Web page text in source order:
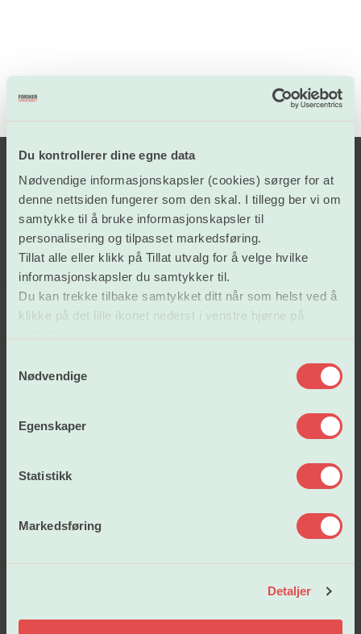
Du kontrollerer dine egne data
Nødvendige informasjonskapsler (cookies) sørger for at
denne nettsiden fungerer som den skal. I tillegg ber vi om
samtykke til å bruke informasjonskapsler til
personalisering og tilpasset markedsføring.
Tillat alle eller klikk på Tillat utvalg for å velge hvilke
informasjonskapsler du samtykker til.
Du kan trekke tilbake samtykket ditt når som helst ved å
klikke på det lille ikonet nederst i venstre hjørne på
Nødvendige
Egenskaper
Statistikk
Markedsføring
Detaljer
Lønn og tariffavtaler
Om oss
Bli medlem
Besøksadresse